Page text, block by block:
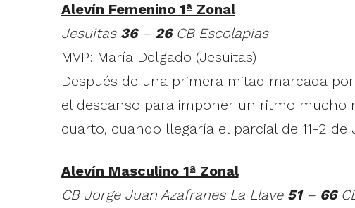
Alevín Femenino 1ª Zonal
Jesuitas 36– 26CB Escolapias
MVP: María Delgado (Jesuitas)
Después de una primera mitad marcada
el descanso para imponer un ritmo mucho
cuarto, cuando llegaría el parcial de 11-2
Alevín Masculino 1ª Zonal
CB Jorge Juan Azafranes La Llave 51– 66